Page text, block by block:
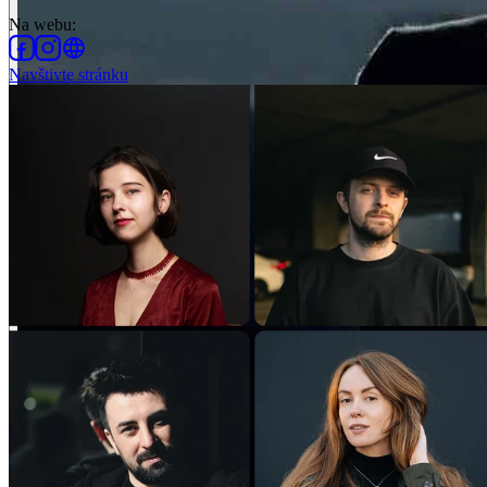
Na webu:
Navštivte stránku